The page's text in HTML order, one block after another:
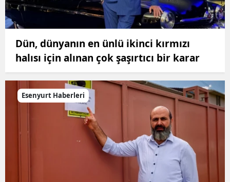
Dün, dünyanın en ünlü ikinci kırmızı
halısı için alınan çok şaşırtıcı bir karar
Esenyurt Haberleri